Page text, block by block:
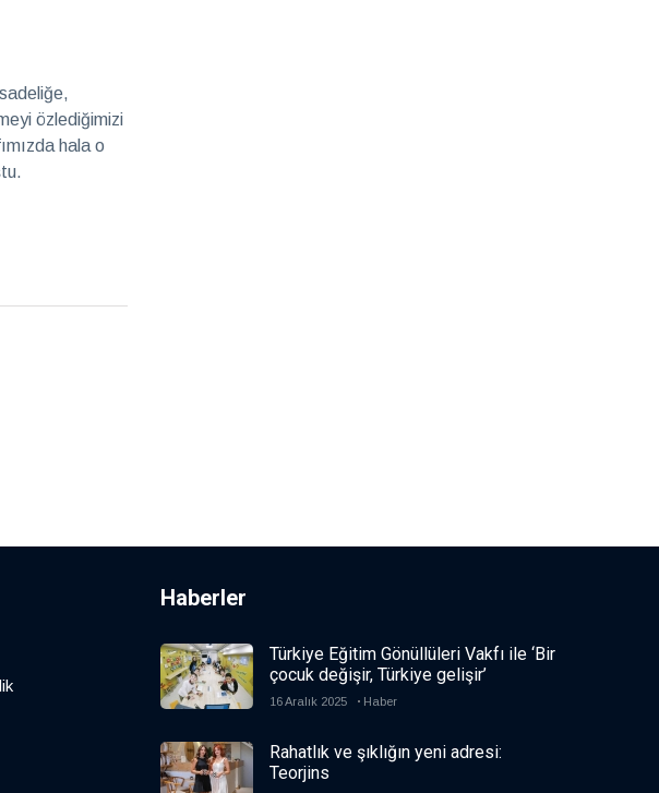
özlediğimizi
hala o
Haberler
Türkiye Eğitim Gönüllüleri Vakfı ile ‘Bir
çocuk değişir, Türkiye gelişir’
16 Aralık 2025 Haber
Rahatlık ve şıklığın yeni adresi:
Teorjins